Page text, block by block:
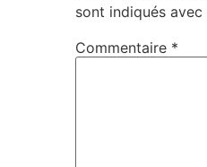
sont indiqués avec
Commentaire *